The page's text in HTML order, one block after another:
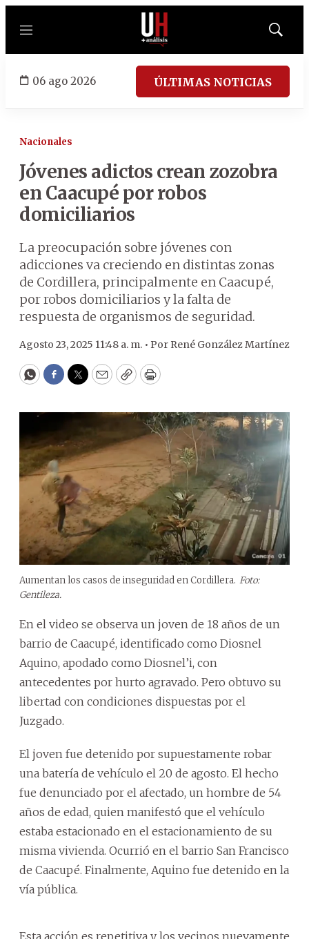
Menú
Mostrar
06 ago 2026 ÚLTIMAS NOTICIAS
Nacionales
Jóvenes adictos crean zozobra
en Caacupé por robos
domiciliarios
La preocupación sobre jóvenes con
adicciones va creciendo en distintas zonas
de Cordillera, principalmente en Caacupé,
por robos domiciliarios y la falta de
respuesta de organismos de seguridad.
Agosto 23, 2025 11:48 a. m. • Por René González Martínez
WhatsApp
Facebook
Twitter
EmailCopyPrint
Aumentan los casos de inseguridad en Cordillera. Foto:
Gentileza.
En el video se observa un joven de 18 años de un
barrio de Caacupé, identificado como Diosnel
Aquino, apodado como Diosnel’i, con
antecedentes por hurto agravado. Pero obtuvo su
libertad con condiciones dispuestas por el
Juzgado.
El joven fue detenido por supuestamente robar
una batería de vehículo el 20 de agosto. El hecho
fue denunciado por el afectado, un hombre de 54
años de edad, quien manifestó que el vehículo
estaba estacionado en el estacionamiento de su
misma vivienda. Ocurrió en el barrio San Francisco
de Caacupé. Finalmente, Aquino fue detenido en la
vía pública.
Esta acción es repetitiva y los vecinos nuevamente